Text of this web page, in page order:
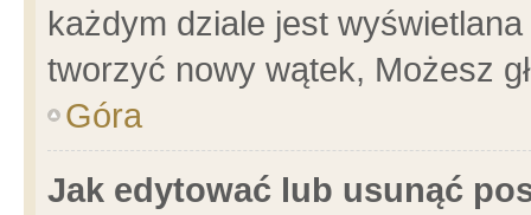
każdym dziale jest
tworzyć nowy wątek, Możesz
Góra
Jak edytować lub usunąć